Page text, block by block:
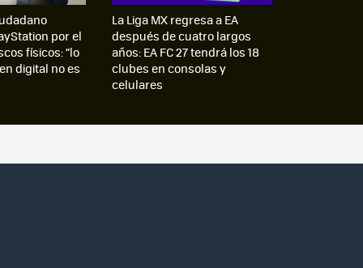
por el
físicos: “lo
digital no es
La Liga MX regresa a EA
después de cuatro largos
años: EA FC 27 tendrá los 18
clubes en consolas y
celulares